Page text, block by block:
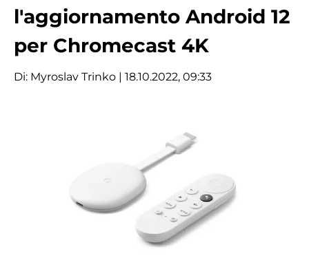
l'aggiornamento Android 12
per Chromecast 4K
Di: Myroslav Trinko | 18.10.2022, 09:33